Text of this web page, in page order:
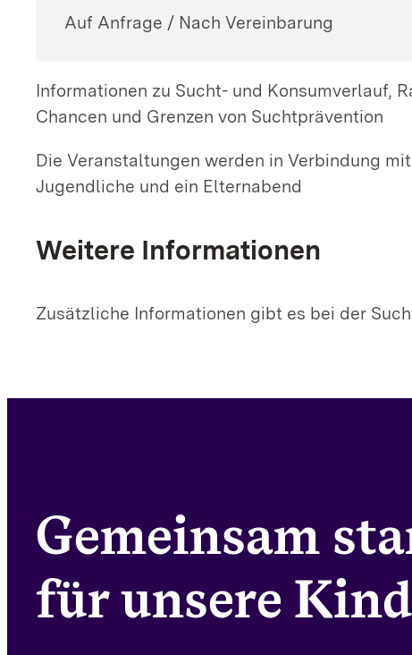
Auf Anfrage / Nach Vereinbarung
Informationen zu Sucht- und Konsumverlauf,
Chancen und Grenzen von Suchtprävention
Die Veranstaltungen werden in Verbindung
Jugendliche und ein Elternabend
Weitere Informationen
Zusätzliche Informationen gibt es bei der
Gemeinsam
für unsere